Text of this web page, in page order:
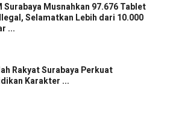
Surabaya Musnahkan 97.676 Tablet
Selamatkan Lebih dari 10.000
...
Rakyat Surabaya Perkuat
Karakter ...